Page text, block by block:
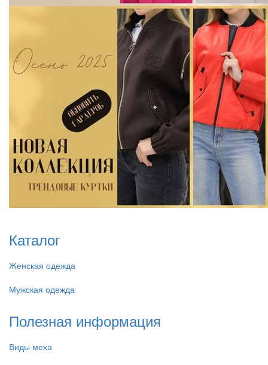
Каталог
Женская одежда
Мужская одежда
Полезная информация
Виды меха